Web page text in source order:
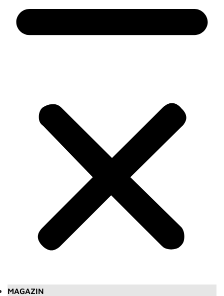
MAGAZIN